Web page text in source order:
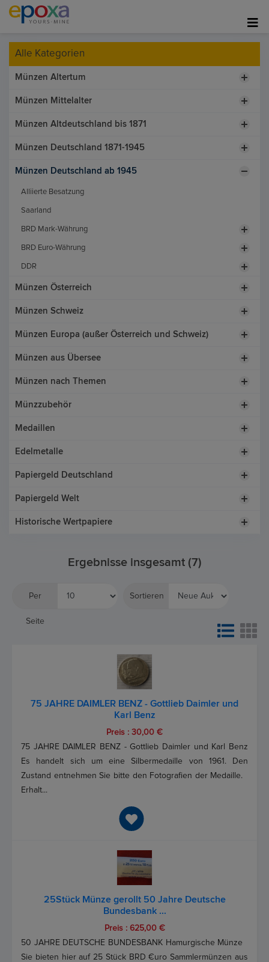
Alle Kategorien
Münzen Altertum
Münzen Mittelalter
Münzen Altdeutschland bis 1871
Münzen Deutschland 1871-1945
Münzen Deutschland ab 1945
Alliierte Besatzung
Saarland
BRD Mark-Währung
BRD Euro-Währung
DDR
Münzen Österreich
Münzen Schweiz
Münzen Europa (außer Österreich und Schweiz)
Münzen aus Übersee
Münzen nach Themen
Münzzubehör
Medaillen
Edelmetalle
Papiergeld Deutschland
Papiergeld Welt
Historische Wertpapiere
Ergebnisse insgesamt (7)
Per
Seite
Sortieren
75 JAHRE DAIMLER BENZ - Gottlieb Daimler und
Karl Benz
Preis : 30,00 €
75 JAHRE DAIMLER BENZ - Gottlieb Daimler und Karl Benz
Es handelt sich um eine Silbermedaille von 1961. Den
Zustand entnehmen Sie bitte den Fotografien der Medaille.
Erhalt...
25Stück Münze gerollt 50 Jahre Deutsche
Bundesbank ...
Preis : 625,00 €
50 JAHRE DEUTSCHE BUNDESBANK Hamurgische Münze
Sie bieten hier auf 25 Stück BRD €uro Sammlermünzen aus